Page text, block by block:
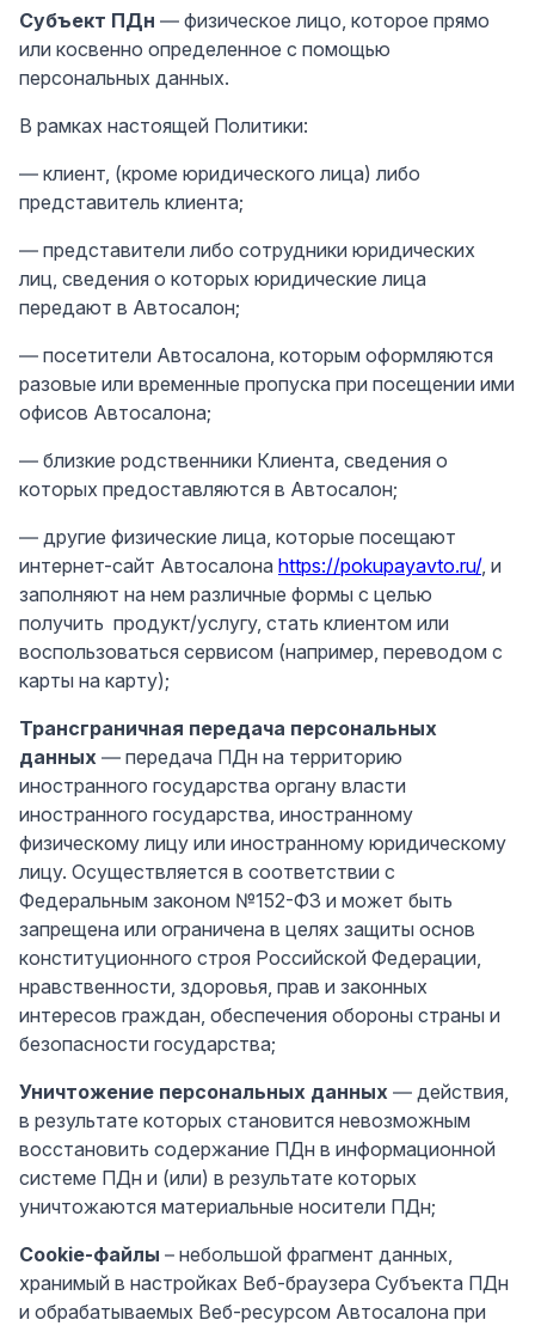
Субъект ПДн — физическое лицо, которое прямо
или косвенно определенное с помощью
персональных данных.
В рамках настоящей Политики:
— клиент, (кроме юридического лица) либо
представитель клиента;
— представители либо сотрудники юридических
лиц, сведения о которых юридические лица
передают в Автосалон;
— посетители Автосалона, которым оформляются
разовые или временные пропуска при посещении ими
офисов Автосалона;
— близкие родственники Клиента, сведения о
которых предоставляются в Автосалон;
— другие физические лица, которые посещают
интернет-сайт Автосалона https://pokupayavto.ru/, и
заполняют на нем различные формы с целью
получить продукт/услугу, стать клиентом или
воспользоваться сервисом (например, переводом с
карты на карту);
Трансграничная передача персональных
данных — передача ПДн на территорию
иностранного государства органу власти
иностранного государства, иностранному
физическому лицу или иностранному юридическому
лицу. Осуществляется в соответствии с
Федеральным законом №152-ФЗ и может быть
запрещена или ограничена в целях защиты основ
конституционного строя Российской Федерации,
нравственности, здоровья, прав и законных
интересов граждан, обеспечения обороны страны и
безопасности государства;
Уничтожение персональных данных — действия,
в результате которых становится невозможным
восстановить содержание ПДн в информационной
системе ПДн и (или) в результате которых
уничтожаются материальные носители ПДн;
Cookie-файлы – небольшой фрагмент данных,
хранимый в настройках Веб-браузера Субъекта ПДн
и обрабатываемых Веб-ресурсом Автосалона при